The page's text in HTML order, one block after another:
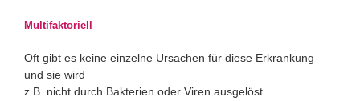
Multifaktoriell
Oft gibt es keine einzelne Ursachen für diese Erkrankung
und sie wird
z.B. nicht durch Bakterien oder Viren ausgelöst.